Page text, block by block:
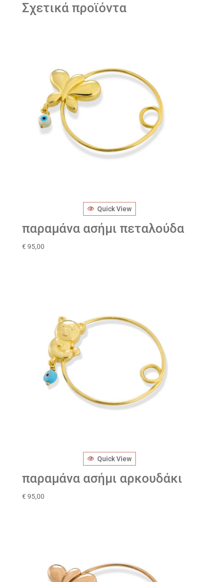
Σχετικά προϊόντα
Quick View
παραμάνα ασήμι πεταλούδα
€ 95,00
Quick View
παραμάνα ασήμι αρκουδάκι
€ 95,00